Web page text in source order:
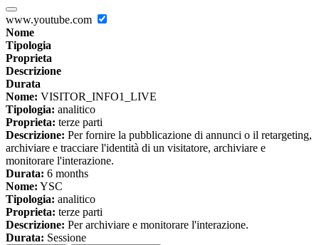
www.youtube.com
Nome
Tipologia
Proprieta
Descrizione
Durata
Nome: VISITOR_INFO1_LIVE
Tipologia: analitico
Proprieta: terze parti
Descrizione: Per fornire la pubblicazione di annunci o il retargeting,
archiviare e tracciare l'identità di un visitatore, archiviare e
monitorare l'interazione.
Durata: 6 months
Nome: YSC
Tipologia: analitico
Proprieta: terze parti
Descrizione: Per archiviare e monitorare l'interazione.
Durata: Sessione